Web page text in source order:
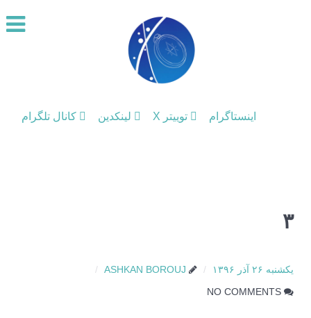
اینستاگرام توییتر X لینکدین کانال تلگرام
۳
یکشنبه ۲۶ آذر ۱۳۹۶ ASHKAN BOROUJ
NO COMMENTS